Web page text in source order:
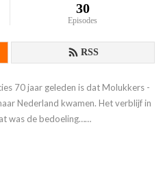
30
Episodes
RSS
70 jaar geleden is dat Molukkers -
Nederland kwamen. Het verblijf in
was de bedoeling…
van het Koninklijk Nederlands